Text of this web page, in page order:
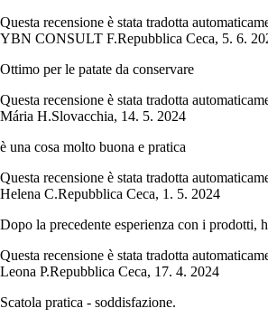
Questa recensione è stata tradotta
YBN CONSULT F.Repubblica Ceca, 5. 6.
Ottimo per le patate da conservare
Questa recensione è stata tradotta
Mária H.Slovacchia, 14. 5. 2024
è una cosa molto buona e pratica
Questa recensione è stata tradotta
Helena C.Repubblica Ceca, 1. 5. 2024
Dopo la precedente esperienza con i prodotti,
Questa recensione è stata tradotta
Leona P.Repubblica Ceca, 17. 4. 2024
Scatola pratica - soddisfazione.